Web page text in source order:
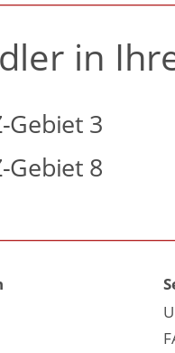
in
Gebiet 8
Gebiet 3